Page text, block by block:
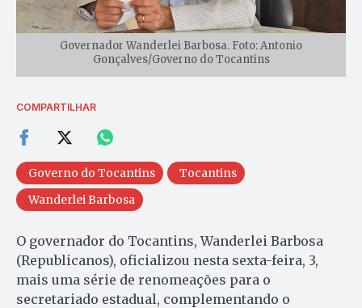
Governador Wanderlei Barbosa. Foto: Antonio
Gonçalves/Governo do Tocantins
COMPARTILHAR
Governo do Tocantins
Tocantins
Wanderlei Barbosa
O governador do Tocantins, Wanderlei Barbosa
(Republicanos), oficializou nesta sexta-feira, 3,
mais uma série de renomeações para o
secretariado estadual, complementando o